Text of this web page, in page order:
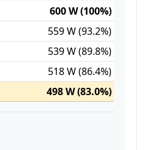
600 W (100%)
559 W (93.2%)
539 W (89.8%)
518 W (86.4%)
498 W (83.0%)